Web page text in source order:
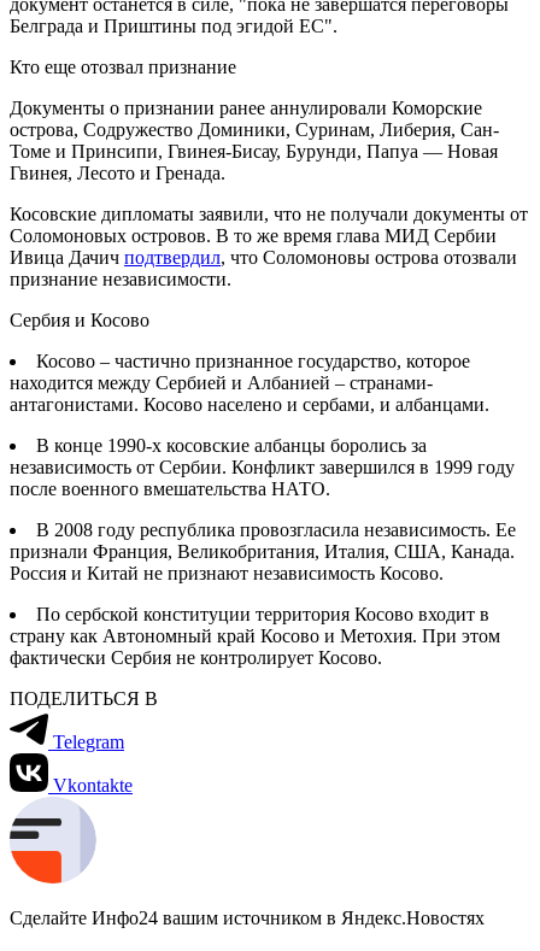
Белграда и Приштины под эгидой ЕС".
Кто еще отозвал признание
Документы о признании ранее аннулировали Коморские
острова, Содружество Доминики, Суринам, Либерия, Сан-
Томе и Принсипи, Гвинея-Бисау, Бурунди, Папуа — Новая
Гвинея, Лесото и Гренада.
Косовские дипломаты заявили, что не получали документы от
Соломоновых островов. В то же время глава МИД Сербии
Ивица Дачич подтвердил, что Соломоновы острова отозвали
признание независимости.
Сербия и Косово
Косово – частично признанное государство, которое
находится между Сербией и Албанией – странами-
антагонистами. Косово населено и сербами, и албанцами.
В конце 1990-х косовские албанцы боролись за
независимость от Сербии. Конфликт завершился в 1999 году
после военного вмешательства НАТО.
В 2008 году республика провозгласила независимость. Ее
признали Франция, Великобритания, Италия, США, Канада.
Россия и Китай не признают независимость Косово.
По сербской конституции территория Косово входит в
страну как Автономный край Косово и Метохия. При этом
фактически Сербия не контролирует Косово.
ПОДЕЛИТЬСЯ В
Telegram
Vkontakte
Сделайте Инфо24 вашим источником в Яндекс.Новостях